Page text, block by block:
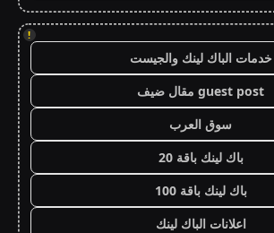
!
خدمات الباك لينك والجيست
guest post مقال ضيف
سوق العرب
باك لينك باقة 20
باك لينك باقة 100
اعلانات الباك لينك